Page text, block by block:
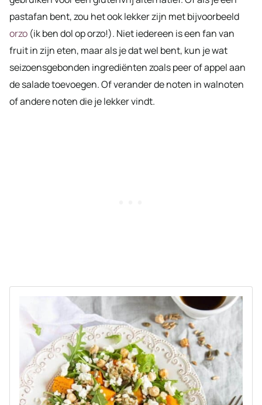
pastafan bent, zou het ook lekker zijn met bijvoorbeeld
orzo (ik ben dol op orzo!). Niet iedereen is een fan van
fruit in zijn eten, maar als je dat wel bent, kun je wat
seizoensgebonden ingrediënten zoals peer of appel aan
de salade toevoegen. Of verander de noten in walnoten
of andere noten die je lekker vindt.